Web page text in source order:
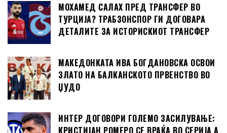
МОХАМЕД САЛАХ ПРЕД ТРАНСФЕР ВО
ТУРЦИЈА? ТРАБЗОНСПОР ГИ ДОГОВАРА
ДЕТАЛИТЕ ЗА ИСТОРИСКИОТ ТРАНСФЕР
МАКЕДОНКАТА ИВА БОГДАНОВСКА ОСВОИ
ЗЛАТО НА БАЛКАНСКОТО ПРВЕНСТВО ВО
ЏУДО
ИНТЕР ДОГОВОРИ ГОЛЕМО ЗАСИЛУВАЊЕ:
КРИСТИЈАН РОМЕРО СЕ ВРАЌА ВО СЕРИЈА А